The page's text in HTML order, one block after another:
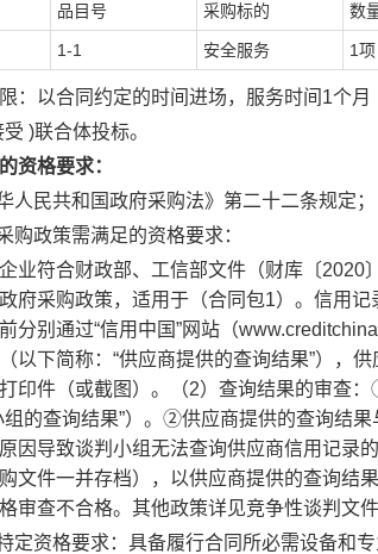
品目号 采购标的 数
1-1 安全服务 1项
：以合同约定的时间进场，服务时间1个月
)联合体投标。
资格要求：
人民共和国政府采购法》第二十二条规定；
购政策需满足的资格要求：
业符合财政部、工信部文件（财库〔2020
府采购政策，适用于（合同包1）。信用
分别通过“信用中国”网站（
以下简称：“供应商提供的查询结果”），
印件（或截图）。（2）查询结果的审查
组的查询结果”）。②供应商提供的查询结
因导致谈判小组无法查询供应商信用记录
文件一并存档），以供应商提供的查询
审查不合格。其他政策详见竞争性谈判文件
定资格要求：具备履行合同所必需设备和